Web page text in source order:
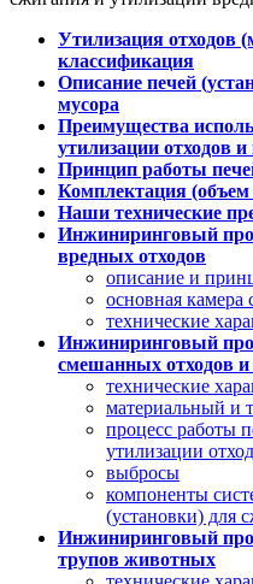
Утилизация отходов
классификация
Описание печей
мусора
Преимущества
утилизации отходов и
Принцип работы
Комплектация (объем
Наши технические
Инжиниринговый
вредных отходов
описание и
основная камера
технические
Инжиниринговый
смешанных отходов и
технические
материальный и
процесс работы
утилизации
выбросы
компоненты
(установки) для
Инжиниринговый
трупов животных